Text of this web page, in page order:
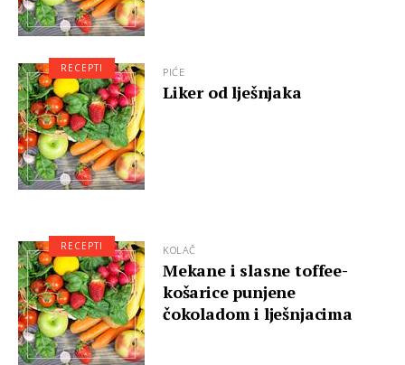
PIĆE
Liker od lješnjaka
RECEPTI
KOLAČ
Mekane i slasne toffee-
košarice punjene
čokoladom i lješnjacima
RECEPTI